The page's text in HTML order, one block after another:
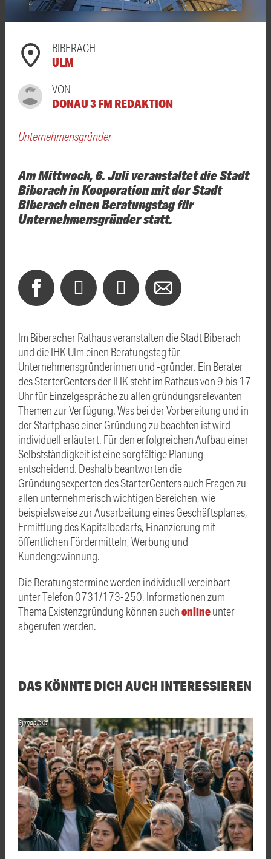
BIBERACH
ULM
VON
DONAU 3 FM REDAKTION
Unternehmensgründer
Am Mittwoch, 6. Juli veranstaltet die Stadt
Biberach in Kooperation mit der Stadt
Biberach einen Beratungstag für
Unternehmensgründer statt.
Im Biberacher Rathaus veranstalten die Stadt Biberach
und die IHK Ulm einen Beratungstag für
Unternehmensgründerinnen und -gründer. Ein Berater
des StarterCenters der IHK steht im Rathaus von 9 bis 17
Uhr für Einzelgespräche zu allen gründungsrelevanten
Themen zur Verfügung. Was bei der Vorbereitung und in
der Startphase einer Gründung zu beachten ist wird
individuell erläutert. Für den erfolgreichen Aufbau einer
Selbstständigkeit ist eine sorgfältige Planung
entscheidend. Deshalb beantworten die
Gründungsexperten des StarterCenters auch Fragen zu
allen unternehmerisch wichtigen Bereichen, wie
beispielsweise zur Ausarbeitung eines Geschäftsplanes,
Ermittlung des Kapitalbedarfs, Finanzierung mit
öffentlichen Fördermitteln, Werbung und
Kundengewinnung.
Die Beratungstermine werden individuell vereinbart
unter Telefon 0731/173-250. Informationen zum
Thema Existenzgründung können auchonlineunter
abgerufen werden.
DAS KÖNNTE DICH AUCH INTERESSIEREN
Symbolbild